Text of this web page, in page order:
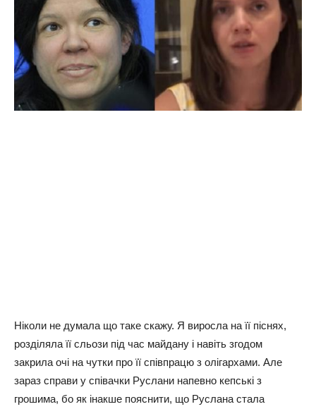
Ніколи не думала що таке скажу. Я виросла на її піснях,
розділяла її сльози під час майдану і навіть згодом
закрила очі на чутки про її співпрацю з олігархами. Але
зараз справи у співачки Руслани напевно кепські з
грошима, бо як інакше пояснити, що Руслана стала